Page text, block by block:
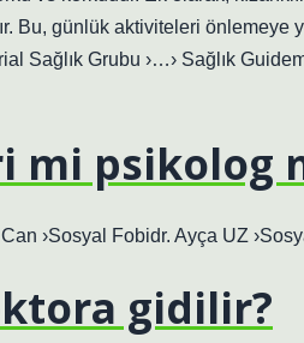
Bu, günlük aktiviteleri önlemeye
Sağlık Grubu ›…› Sağlık
mi psikolog
›Sosyal Fobidr. Ayça UZ
gidilir?